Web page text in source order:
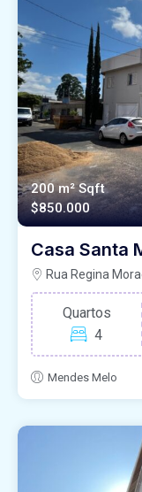
200 m²Sqft
$850.000
Casa Santa
Rua Regina
Quartos
4
Mendes Melo